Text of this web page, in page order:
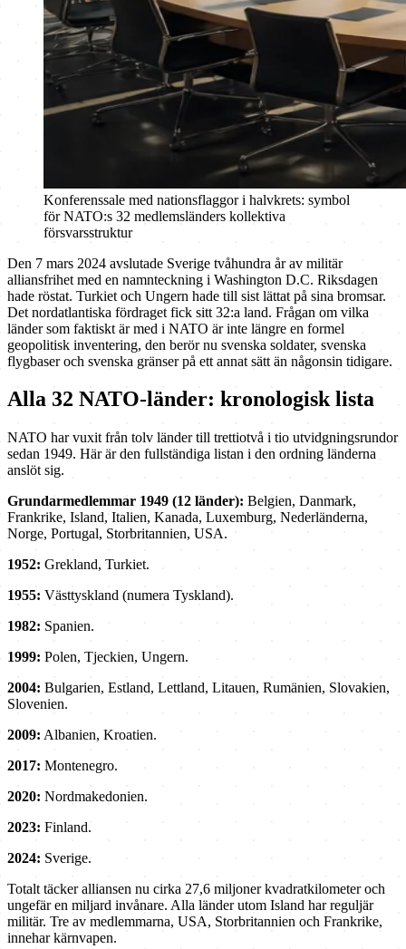
Konferenssale med nationsflaggor i halvkrets: symbol
för NATO:s 32 medlemsländers kollektiva
försvarsstruktur
Den 7 mars 2024 avslutade Sverige tvåhundra år av militär
alliansfrihet med en namnteckning i Washington D.C. Riksdagen
hade röstat. Turkiet och Ungern hade till sist lättat på sina bromsar.
Det nordatlantiska fördraget fick sitt 32:a land. Frågan om vilka
länder som faktiskt är med i NATO är inte längre en formel
geopolitisk inventering, den berör nu svenska soldater, svenska
flygbaser och svenska gränser på ett annat sätt än någonsin tidigare.
Alla 32 NATO-länder: kronologisk lista
NATO har vuxit från tolv länder till trettiotvå i tio utvidgningsrundor
sedan 1949. Här är den fullständiga listan i den ordning länderna
anslöt sig.
Grundarmedlemmar 1949 (12 länder): Belgien, Danmark,
Frankrike, Island, Italien, Kanada, Luxemburg, Nederländerna,
Norge, Portugal, Storbritannien, USA.
1952: Grekland, Turkiet.
1955: Västtyskland (numera Tyskland).
1982: Spanien.
1999: Polen, Tjeckien, Ungern.
2004: Bulgarien, Estland, Lettland, Litauen, Rumänien, Slovakien,
Slovenien.
2009: Albanien, Kroatien.
2017: Montenegro.
2020: Nordmakedonien.
2023: Finland.
2024: Sverige.
Totalt täcker alliansen nu cirka 27,6 miljoner kvadratkilometer och
ungefär en miljard invånare. Alla länder utom Island har reguljär
militär. Tre av medlemmarna, USA, Storbritannien och Frankrike,
innehar kärnvapen.